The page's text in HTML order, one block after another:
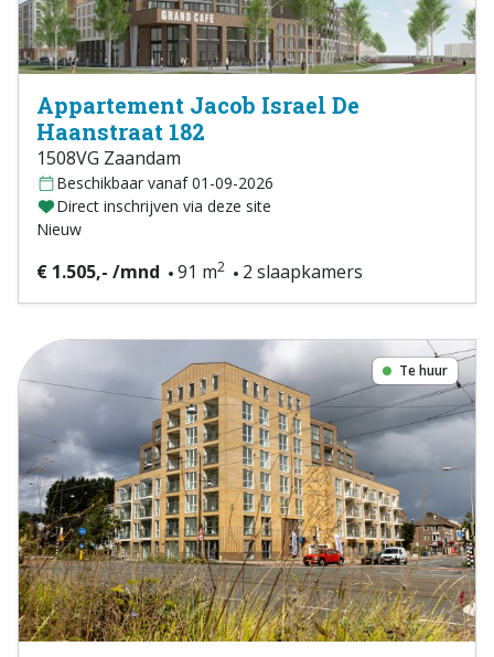
Appartement Jacob Israel De
Haanstraat 182
1508VG Zaandam
Beschikbaar vanaf 01-09-2026
Direct inschrijven via deze site
Nieuw
€ 1.505,- /mnd 91 m2 2 slaapkamers
Te huur